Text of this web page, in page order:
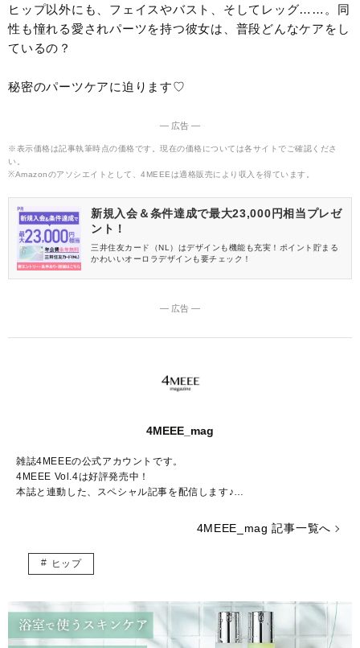
ヒップ以外にも、フェイスやバスト、そしてレッグ……。同
性も憧れる愛されパーツを持つ彼女は、普段どんなケアをし
ているの？
秘密のパーツケアに迫ります♡
― 広告 ―
※表示価格は記事執筆時点の価格です。現在の価格については各サイトでご確認くださ
い。
※Amazonのアソシエイトとして、4MEEEは適格販売により収入を得ています。
新規入会＆条件達成で最大23,000円相当プレゼ
ント！
三井住友カード（NL）はデザインも機能も充実！ポイント貯まる
かわいいオーロラデザインも要チェック！
― 広告 ―
4MEEE_mag
雑誌4MEEEの公式アカウントです。
4MEEE Vol.4は好評発売中！
本誌と連動した、スペシャル記事を配信します♪
https://www.amazon.co.jp/dp/4073
4MEEE_mag 記事一覧へ
ヒップ